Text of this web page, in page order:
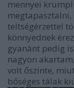
mennyei
megtapasztalni,
teltségérzettel
könnyednek
gyanánt pedig
nagyon
volt őszinte,
bőséges tálak